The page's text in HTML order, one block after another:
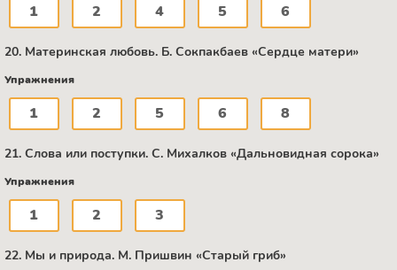
1 2 4 5 6
20. Материнская любовь. Б. Сокпакбаев «Сердце матери»
Упражнения
1 2 5 6 8
21. Слова или поступки. C. Михалков «Дальновидная сорока»
Упражнения
1 2 3
22. Мы и природа. М. Пришвин «Старый гриб»